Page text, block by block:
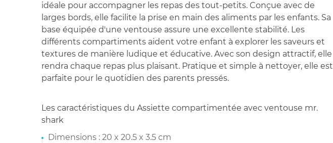
idéale pour accompagner les repas des tout-petits. Conçue avec de
larges bords, elle facilite la prise en main des aliments par les enfants. Sa
base équipée d'une ventouse assure une excellente stabilité. Les
différents compartiments aident votre enfant à explorer les saveurs et
textures de manière ludique et éducative. Avec son design attractif, elle
rendra chaque repas plus plaisant. Pratique et simple à nettoyer, elle est
parfaite pour le quotidien des parents pressés.
Les caractéristiques du Assiette compartimentée avec ventouse mr.
shark
Dimensions : 20 x 20.5 x 3.5 cm